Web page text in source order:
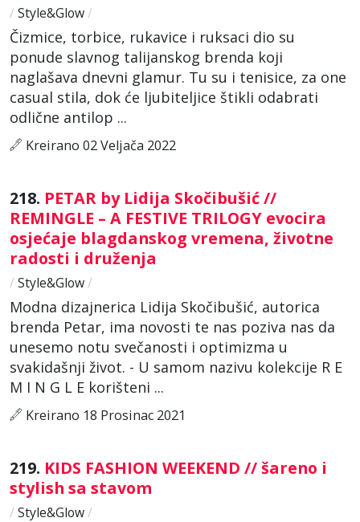
/ Style&Glow/
Čizmice, torbice, rukavice i ruksaci dio su
ponude slavnog talijanskog brenda koji
naglašava dnevni glamur. Tu su i tenisice, za one
casual stila, dok će ljubiteljice štikli odabrati
odlične antilop ...
Kreirano 02 Veljača 2022
218. PETAR by Lidija Skočibušić //
REMINGLE – A FESTIVE TRILOGY evocira
osjećaje blagdanskog vremena, životne
radosti i druženja
/ Style&Glow/
Modna dizajnerica Lidija Skočibušić, autorica
brenda Petar, ima novosti te nas poziva nas da
unesemo notu svečanosti i optimizma u
svakidašnji život. - U samom nazivu kolekcije R E
M I N G L E korišteni ...
Kreirano 18 Prosinac 2021
219. KIDS FASHION WEEKEND // šareno i
stylish sa stavom
/ Style&Glow/